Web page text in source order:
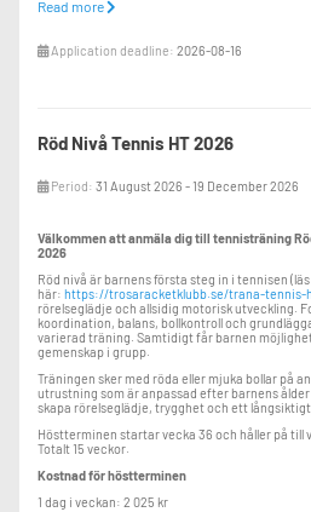
Read more
Application deadline: 2026-08-16
Röd Nivå Tennis HT 2026
Period: 31 August 2026 - 19 December 2026
Välkommen att anmäla dig till tennisträning
2026
Röd nivå är barnens första steg in i tennisen
här: https://trosaracketklubb.se/trana-tennis-
rörelseglädje och allsidig motorisk utveckling.
koordination, balans, bollkontroll och
varierad träning. Samtidigt får barnen
gemenskap i grupp.
Träningen sker med röda eller mjuka bollar på
utrustning som är anpassad efter barnens
skapa rörelseglädje, trygghet och ett
Höstterminen startar vecka 36 och håller på till
Totalt 15 veckor.
Kostnad för höstterminen
1 dag i veckan: 2 025 kr